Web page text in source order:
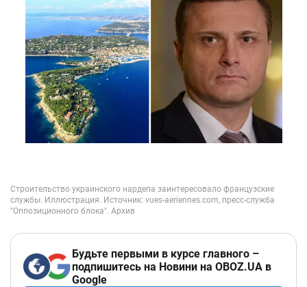
Будьте первыми в курсе главного –
подпишитесь на Новини на OBOZ.UA в
Google